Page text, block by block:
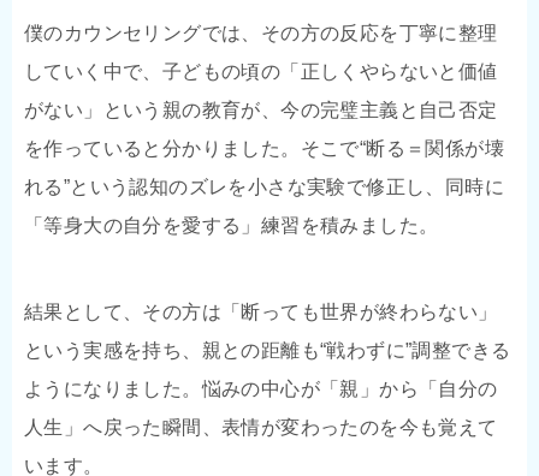
僕のカウンセリングでは、その方の反応を丁寧に整理
していく中で、子どもの頃の「正しくやらないと価値
がない」という親の教育が、今の完璧主義と自己否定
を作っていると分かりました。そこで“断る＝関係が壊
れる”という認知のズレを小さな実験で修正し、同時に
「等身大の自分を愛する」練習を積みました。
結果として、その方は「断っても世界が終わらない」
という実感を持ち、親との距離も“戦わずに”調整できる
ようになりました。悩みの中心が「親」から「自分の
人生」へ戻った瞬間、表情が変わったのを今も覚えて
います。